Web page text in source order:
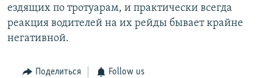
ездящих по тротуарам, и практически всегда
реакция водителей на их рейды бывает крайне
негативной.
Поделиться Follow us